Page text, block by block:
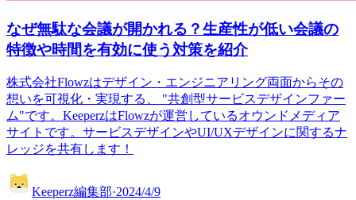
なぜ無駄な会議が開かれる？生産性が低い会議の
特徴や時間を有効に使う対策を紹介
株式会社Flowzはデザイン・エンジニアリング両面からその
想いを可視化・実現する、 "共創型サービスデザインファー
ム"です。KeeperzはFlowzが運営しているオウンドメディア
サイトです。サービスデザインやUI/UXデザインに関するナ
レッジを共有します！
Keeperz編集部·2024/4/9